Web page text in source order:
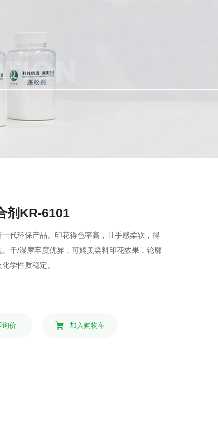
剂KR-6101
代环保产品。印花得色率高，且手感柔软，得
干/湿摩牢度优异，可媲美染料印花效果，轮廓
学性质稳定。
询价 加入购物车